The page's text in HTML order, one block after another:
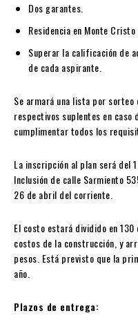
Dos garantes.
Residencia en Monte
Superar la calificación de
de cada aspirante.
Se armará una lista por
respectivos suplentes en caso
cumplimentar todos los
La inscripción al plan será del
Inclusión de calle Sarmiento
26 de abril del corriente.
El costo estará dividido en
costos de la construcción, y
pesos. Está previsto que la
año.
Plazos de entrega: